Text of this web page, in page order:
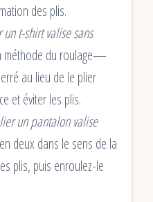
des plis.
t-shirt valise sans
méthode du roulage—
au lieu de le plier
et éviter les plis.
un pantalon valise
deux dans le sens de la
plis, puis enroulez-le